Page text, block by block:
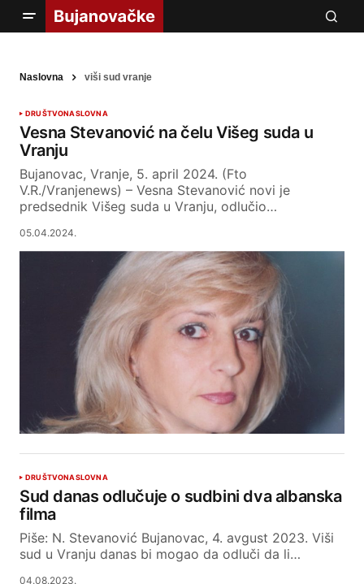
Naslovna viši sud vranje
DRUŠTVONASLOVNA
Vesna Stevanović na čelu Višeg suda u
Vranju
Bujanovac, Vranje, 5. april 2024. (Fto
V.R./Vranjenews) – Vesna Stevanović novi je
predsednik Višeg suda u Vranju, odlučio…
05.04.2024.
DRUŠTVONASLOVNA
Sud danas odlučuje o sudbini dva albanska
filma
Piše: N. Stevanović Bujanovac, 4. avgust 2023. Viši
sud u Vranju danas bi mogao da odluči da li…
04.08.2023.